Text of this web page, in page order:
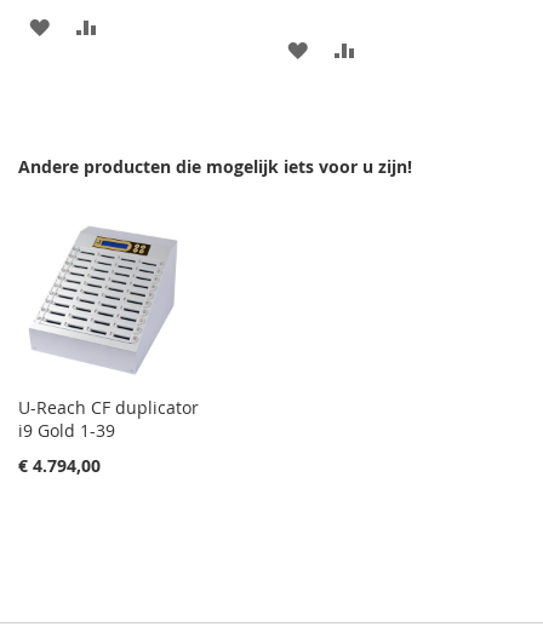
VOEG
VOEG
VERLANGLIJST
VERGELIJKEN
Andere producten die mogelijk iets voor u zijn!
U-Reach CF duplicator
i9 Gold 1-39
€ 4.794,00